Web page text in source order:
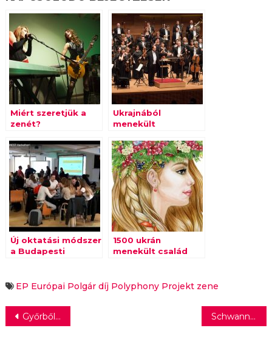
Miért szeretjük a
zenét?
Ukrajnából
menekült
megsegítésére
adnak koncertet a
Pannon
Filharmonikusok
Új oktatási módszer
a Budapesti
1500 ukrán
menekült család
mesekönyvet
EP Európai Polgár díj Polyphony Projekt zene
Bejegyzés
Győrből a francia világversenyig Schwanner Endre Haumann Péterről készült fotóit mutatja be az MNM kamaratárlata